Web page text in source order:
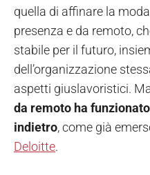
quella di affinare la
presenza e da remoto,
stabile per il futuro,
dell’organizzazione
aspetti giuslavoristici.
da remoto ha
indietro, come già
Deloitte.